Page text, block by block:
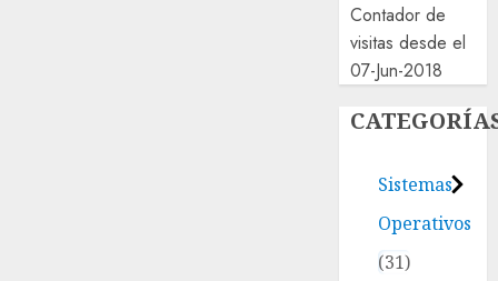
Contador de
visitas desde el
07-Jun-2018
Sistemas
Operativos
31